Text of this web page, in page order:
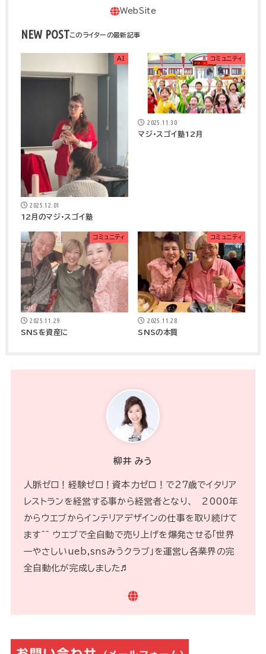
NEW POST
AI
2025.12.01
12月のマジ・スゴイ塾
コミュニティ
2025.11.30
マジ・スゴイ塾12月
コミュニティ
2025.11.29
SNSを資産に
コミュニティ
2025.11.28
SNSの本質
柳井 みう
人脈ゼロ！経験ゼロ！資本力ゼロ！で２７歳でイタリア
レストランを経営する事から経営者となり、 2000年
からウエブからインテリアデザインの仕事を取り続けて
ます^^ ウエブで全自動で売り上げを爆発させる「世界
一やさしいueb,snsみうクラブ」を運営し各業界の完
全自動化が完成しました♬